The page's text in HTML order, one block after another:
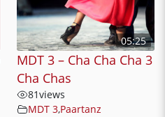
05:25
MDT 3 – Cha Cha Cha 3
Cha Chas
81views
MDT 3,Paartanz